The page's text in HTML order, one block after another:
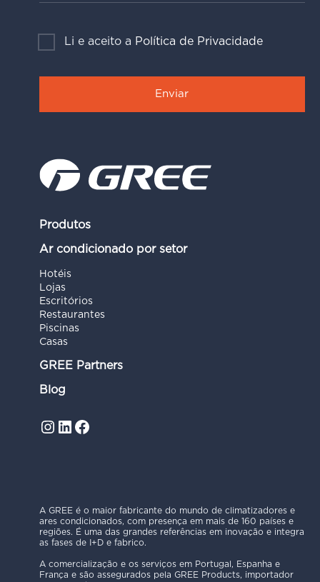
Li e aceito a Política de Privacidade
Produtos
Ar condicionado por setor
Hotéis
Lojas
Escritórios
Restaurantes
Piscinas
Casas
GREE Partners
Blog
Instagram
LinkedIn
Facebook
A GREE é o maior fabricante do mundo de climatizadores e
ares condicionados, com presença em mais de 160 países e
regiões. É uma das grandes referências em inovação e integra
as fases de I+D e fabrico.
A comercialização e os serviços em Portugal, Espanha e
França e são assegurados pela GREE Products, importador